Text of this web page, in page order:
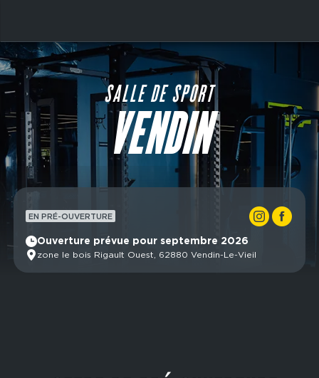
principal
Main
navigation
Main
navigation
CTA
SALLE DE SPORT
VENDIN
EN PRÉ-OUVERTURE
Ouverture prévue pour septembre 2026
zone le bois Rigault Ouest, 62880 Vendin-Le-Vieil